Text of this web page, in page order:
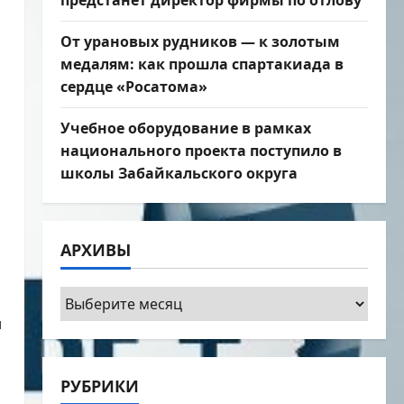
От урановых рудников — к золотым
медалям: как прошла спартакиада в
сердце «Росатома»
Учебное оборудование в рамках
национального проекта поступило в
школы Забайкальского округа
АРХИВЫ
Архивы
РУБРИКИ